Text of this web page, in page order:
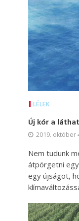
LÉLEK
Új kór a
2019. október
Nem tudunk
átpörgetni
egy újságot,